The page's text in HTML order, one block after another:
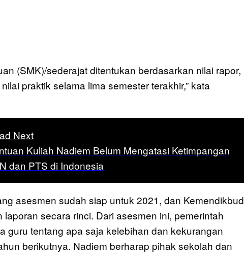
(SMK)/sederajat ditentukan berdasarkan nilai rapor,
praktik selama lima semester terakhir,” kata
Next
Kuliah Nadiem Belum Mengatasi Ketimpangan
dan PTS di Indonesia
asesmen sudah siap untuk 2021, dan Kemendikbud
secara rinci. Dari asesmen ini, pemerintah
guru tentang apa saja kelebihan dan kekurangan
berikutnya. Nadiem berharap pihak sekolah dan